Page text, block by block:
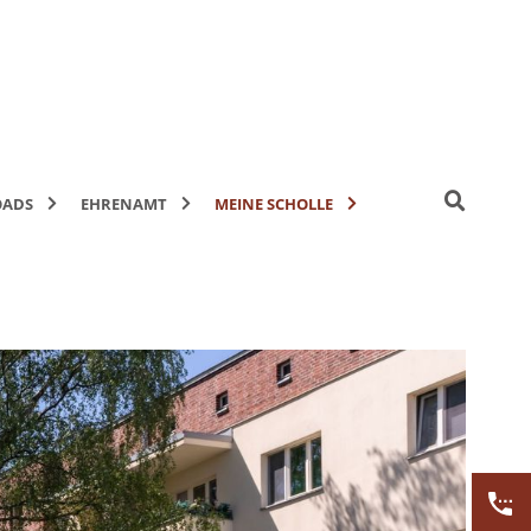
Karriere
Ausbildung
Ehrenamt
E-Mobilität
E-Mobilität FAQ
EHRENAMT MEINE SCHOLLE